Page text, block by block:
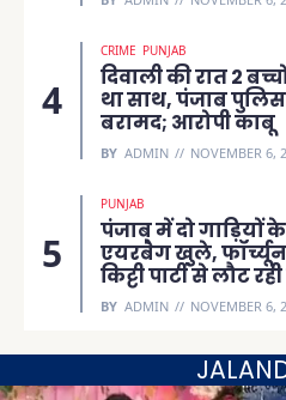
CRIME PUNJAB
दिवाली की रात 2
था साथ, पंजाब
बरामद; आरोपी काबू
BY ADMIN NOVEMBER 6,
PUNJAB
पंजाब में दो गाड़ियों
एयरबैग खुले,
किट्टी पार्टी से लौट
BY ADMIN NOVEMBER 6,